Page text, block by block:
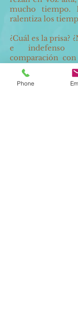
mucho tiempo.
ralentiza los
¿Cuál es la prisa?
e indefenso
comparación
pequeño que
contigo
contados como
Phone